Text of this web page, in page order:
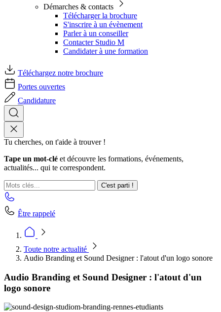
Démarches & contacts
Télécharger la brochure
S'inscrire à un évènement
Parler à un conseiller
Contacter Studio M
Candidater à une formation
Téléchargez notre brochure
Portes ouvertes
Candidature
Tu cherches, on t'aide à trouver !
Tape un mot-clé et découvre les formations, événements,
actualités... qui te correspondent.
C'est parti !
Être rappelé
Toute notre actualité
Audio Branding et Sound Designer : l'atout d'un logo sonore
Audio Branding et Sound Designer : l'atout d'un
logo sonore